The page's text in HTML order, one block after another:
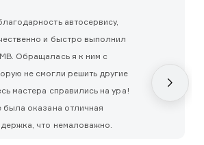
автосервису,
и быстро выполнил
Обращалась я к ним с
не смогли решить другие
мастера справились на ура!
была оказана отличная
что немаловажно.